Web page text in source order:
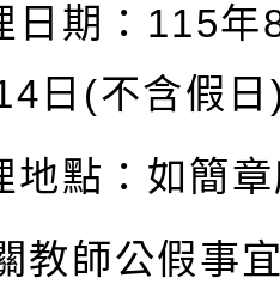
日期：115年
日(不含假
地點：如簡
師公假事